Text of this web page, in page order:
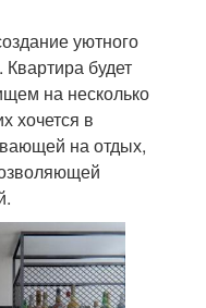
уютного
будет
на несколько
хочется в
на отдых,